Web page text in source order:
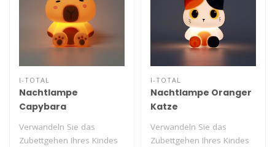
I-TOTAL
Nachtlampe
Capybara
Verwandeln Sie das
Zubettgehen Ihres Kindes
I-TOTAL
Nachtlampe Oranger
Katze
Verwandeln Sie das
Zubettgehen Ihres Kindes